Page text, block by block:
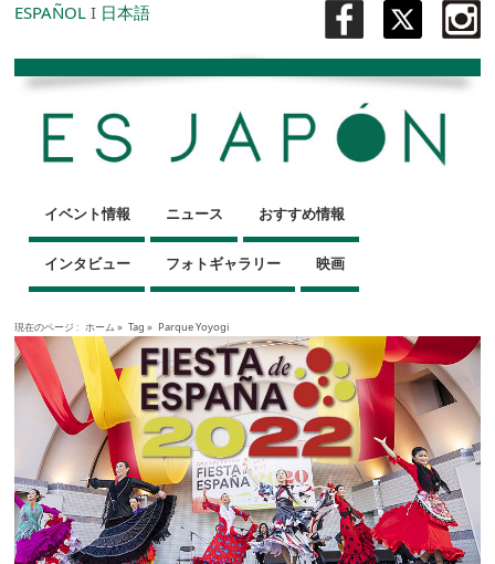
ESPAÑOL I 日本語
イベント情報 ニュース おすすめ情報
インタビュー フォトギャラリー 映画
現在のページ : ホーム » Tag » Parque Yoyogi